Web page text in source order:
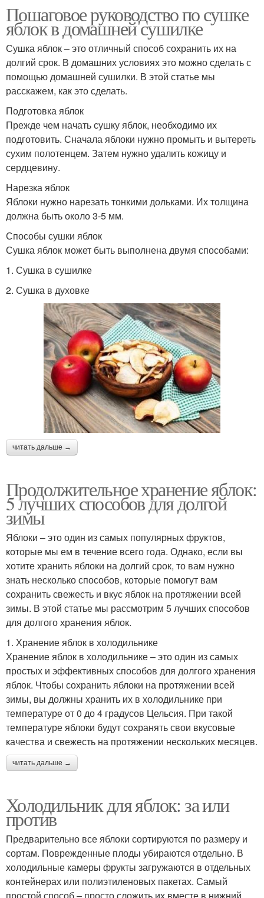
Пошаговое руководство по сушке
яблок в домашней сушилке
Сушка яблок – это отличный способ сохранить их на
долгий срок. В домашних условиях это можно сделать с
помощью домашней сушилки. В этой статье мы
расскажем, как это сделать.
Подготовка яблок
Прежде чем начать сушку яблок, необходимо их
подготовить. Сначала яблоки нужно промыть и вытереть
сухим полотенцем. Затем нужно удалить кожицу и
сердцевину.
Нарезка яблок
Яблоки нужно нарезать тонкими дольками. Их толщина
должна быть около 3-5 мм.
Способы сушки яблок
Сушка яблок может быть выполнена двумя способами:
1. Сушка в сушилке
2. Сушка в духовке
читать дальше →
Продолжительное хранение яблок:
5 лучших способов для долгой
зимы
Яблоки – это один из самых популярных фруктов,
которые мы ем в течение всего года. Однако, если вы
хотите хранить яблоки на долгий срок, то вам нужно
знать несколько способов, которые помогут вам
сохранить свежесть и вкус яблок на протяжении всей
зимы. В этой статье мы рассмотрим 5 лучших способов
для долгого хранения яблок.
1. Хранение яблок в холодильнике
Хранение яблок в холодильнике – это один из самых
простых и эффективных способов для долгого хранения
яблок. Чтобы сохранить яблоки на протяжении всей
зимы, вы должны хранить их в холодильнике при
температуре от 0 до 4 градусов Цельсия. При такой
температуре яблоки будут сохранять свои вкусовые
качества и свежесть на протяжении нескольких месяцев.
читать дальше →
Холодильник для яблок: за или
против
Предварительно все яблоки сортируются по размеру и
сортам. Поврежденные плоды убираются отдельно. В
холодильные камеры фрукты загружаются в отдельных
контейнерах или полиэтиленовых пакетах. Самый